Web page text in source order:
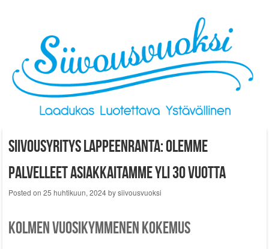
Siivousyritys Lappeenranta: Olemme
palvelleet asiakkaitamme yli 30 vuotta
Posted on 25 huhtikuun, 2024bysiivousvuoksi
Kolmen vuosikymmenen kokemus